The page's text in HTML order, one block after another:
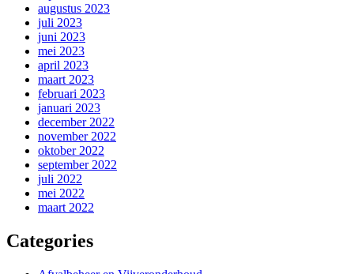
augustus 2023
juli 2023
juni 2023
mei 2023
april 2023
maart 2023
februari 2023
januari 2023
december 2022
november 2022
oktober 2022
september 2022
juli 2022
mei 2022
maart 2022
Categories